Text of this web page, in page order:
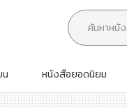
น หนังสือยอดนิยม